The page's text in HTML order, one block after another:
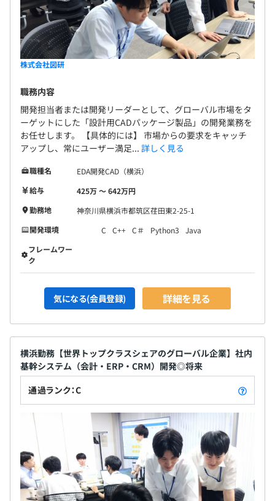
株式会社図研
職務内容
開発担当者または開発リーダーとして、グローバル市場をタ
ーゲットにした「設計用CADパッケージ製品」の開発業務を
お任せします。 【具体的には】 市場からの要求をキャッチ
アップし、常にユーザー満足... 詳しく見る
職種名
EDA開発CAD（横浜）
給与
425万 〜 642万円
勤務地
神奈川県横浜市都筑区荏田東2-25-1
開発環境
C C++ C＃ Python3
Java
フレームワー
ク
気になる(会員登録) 詳細を見る
横浜勤務【世界トップクラスシェアのグローバル企業】社内
基幹システム（会計・ERP・CRM）開発◎将来
通過ランク：C